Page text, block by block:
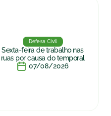
Defesa Civil
Sexta-feira de trabalho nas
ruas por causa do temporal
07/08/2026